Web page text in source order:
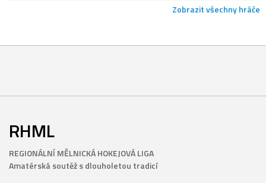
Zobrazit všechny hráče
RHML
REGIONÁLNÍ MĚLNICKÁ HOKEJOVÁ LIGA
Amatérská soutěž s dlouholetou tradicí